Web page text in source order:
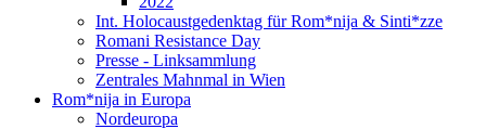
Int. Holocaustgedenktag für Rom*nija & Sinti*zze
Romani Resistance Day
Presse - Linksammlung
Zentrales Mahnmal in Wien
Rom*nija in Europa
Nordeuropa